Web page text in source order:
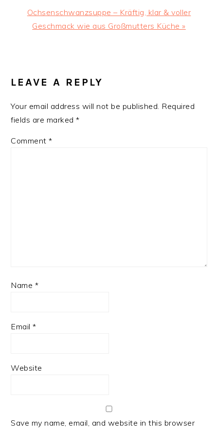
Next
Post:
Ochsenschwanzsuppe – Kräftig, klar & voller
Geschmack wie aus Großmutters Küche »
INTERACTIONS
LEAVE A REPLY
Your email address will not be published. Required
fields are marked*
Comment*
Name *
Email*
Website
Save my name, email, and website in this browser